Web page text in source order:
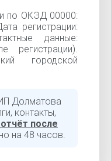
по ОКЭД 00000:
регистрации:
данные:
регистрации).
городской
Долматова
контакты,
после
на 48 часов.